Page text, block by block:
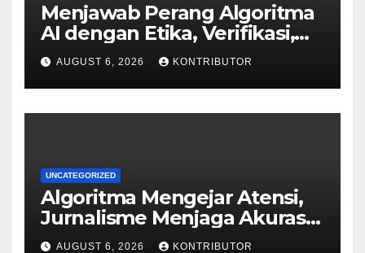
Menjawab Perang Algoritma
AI dengan Etika, Verifikasi,
dan Media Tepercaya
AUGUST 6, 2026 KONTRIBUTOR
UNCATEGORIZED
Algoritma Mengejar Atensi,
Jurnalisme Menjaga Akurasi
dan Akal Sehat Publik
AUGUST 6, 2026 KONTRIBUTOR